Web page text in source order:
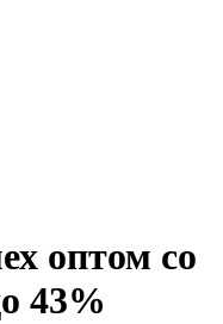
оптом со
43%